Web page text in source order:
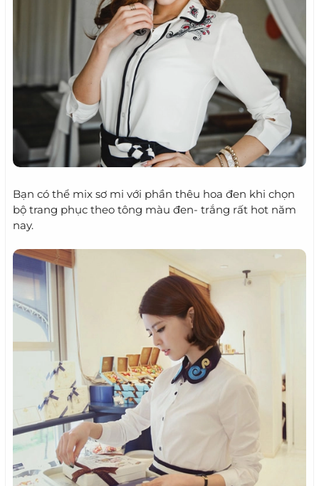
Bạn có thể mix sơ mi với phần thêu hoa đen khi chọn
bộ trang phục theo tông màu đen- trắng rất hot năm
nay.